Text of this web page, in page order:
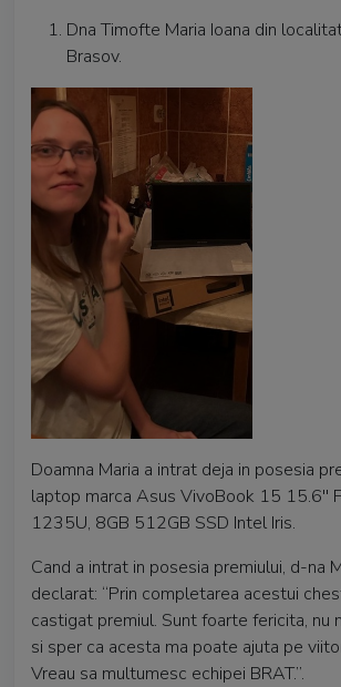
Dna Timofte Maria Ioana din
Brasov.
Doamna Maria a intrat deja in posesia
laptop marca Asus VivoBook 15 15.6''
1235U, 8GB 512GB SSD Intel Iris.
Cand a intrat in posesia premiului, d-na
declarat: “Prin completarea acestui
castigat premiul. Sunt foarte fericita,
si sper ca acesta ma poate ajuta pe
Vreau sa multumesc echipei BRAT.”.